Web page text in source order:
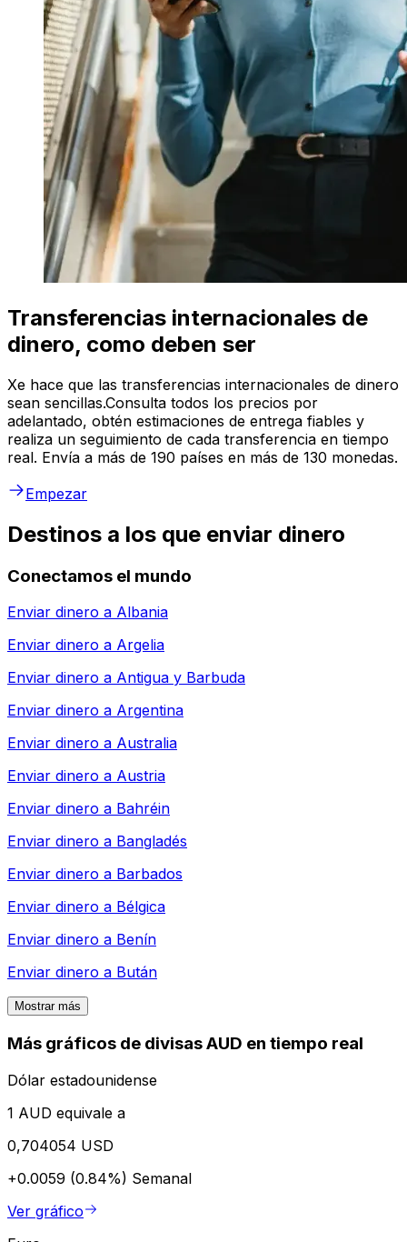
Transferencias internacionales de
dinero, como deben ser
Xe hace que las transferencias internacionales de dinero
sean sencillas.Consulta todos los precios por
adelantado, obtén estimaciones de entrega fiables y
realiza un seguimiento de cada transferencia en tiempo
real. Envía a más de 190 países en más de 130 monedas.
Empezar
Destinos a los que enviar dinero
Conectamos el mundo
Enviar dinero a Albania
Enviar dinero a Argelia
Enviar dinero a Antigua y Barbuda
Enviar dinero a Argentina
Enviar dinero a Australia
Enviar dinero a Austria
Enviar dinero a Bahréin
Enviar dinero a Bangladés
Enviar dinero a Barbados
Enviar dinero a Bélgica
Enviar dinero a Benín
Enviar dinero a Bután
Mostrar más
Más gráficos de divisas AUD en tiempo real
Dólar estadounidense
1 AUD equivale a
0,704054 USD
+0.0059 (0.84%) Semanal
Ver gráfico